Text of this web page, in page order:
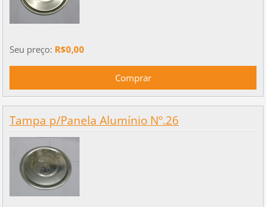
Seu preço: R$0,00
Tampa p/Panela Alumínio Nº.26